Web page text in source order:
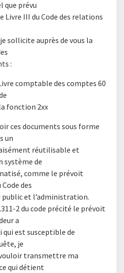
prévu
III du Code des relations
sollicite auprès de vous la
:
comptable des comptes 60
fonction 2xx
ces documents sous forme
un
réutilisable et
système de
comme le prévoit
des
et l’administration.
2 du code précité le prévoit
a
est susceptible de
je
transmettre ma
qui détient